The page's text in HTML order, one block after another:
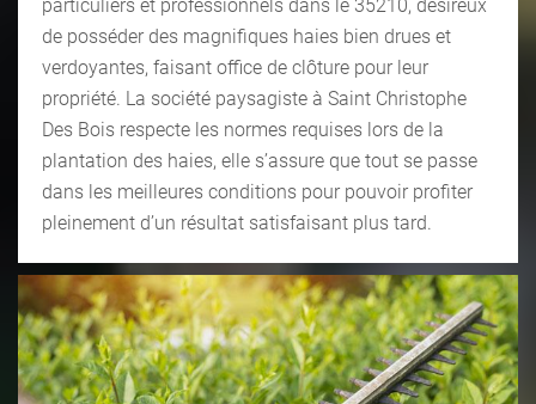
particuliers et professionnels dans le 35210, désireux
de posséder des magnifiques haies bien drues et
verdoyantes, faisant office de clôture pour leur
propriété. La société paysagiste à Saint Christophe
Des Bois respecte les normes requises lors de la
plantation des haies, elle s’assure que tout se passe
dans les meilleures conditions pour pouvoir profiter
pleinement d’un résultat satisfaisant plus tard.